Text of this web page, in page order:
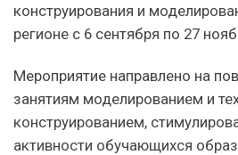
конструирования и
регионе с 6 сентября по 27
Мероприятие направлено на
занятиям моделированием и
конструированием,
активности обучающихся